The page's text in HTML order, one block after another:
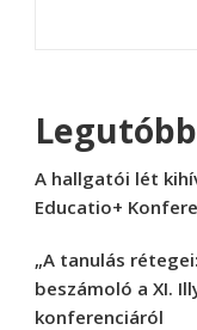
A hallgatói lét
Educatio+
„A tanulás
beszámoló a XI.
konferenciáról